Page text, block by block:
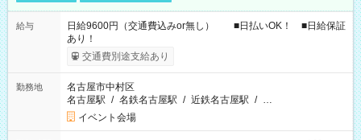
給与
日給9600円（交通費込みor無し） ■日払いOK！ ■日給保証
あり！
交通費別途支給あり
勤務地
名古屋市中村区
名古屋駅 / 名鉄名古屋駅 / 近鉄名古屋駅 / …
イベント会場